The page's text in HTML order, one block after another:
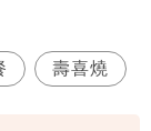
壽喜燒